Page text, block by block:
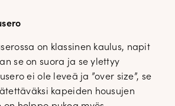
on klassinen kaulus, napit
se on suora ja se ylettyy
ei ole leveä ja ”over size”, se
kapeiden housujen